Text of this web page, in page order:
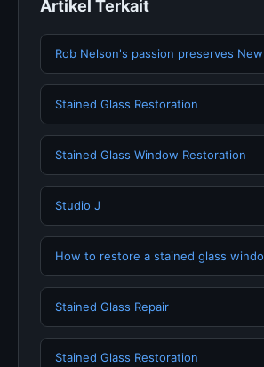
Artikel Terkait
Rob Nelson's passion preserves
Stained Glass Restoration
Stained Glass Window Restoration
Studio J
How to restore a stained glass
Stained Glass Repair
Stained Glass Restoration